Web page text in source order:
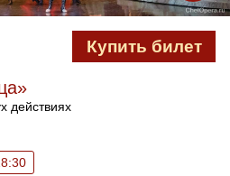
Купить билет
действиях